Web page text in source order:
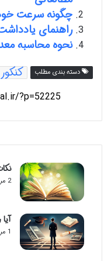
چگونه سرعت
راهنمای
نحوه محاسبه
دسته بندی مطلب کنکور
2 مرداد 1404
1 مرداد 1404